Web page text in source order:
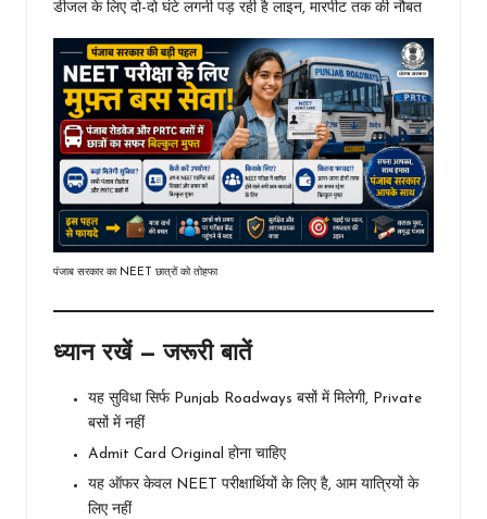
डीजल के लिए दो-दो घंटे लगनी पड़ रही है लाइन, मारपीट तक की नौबत
पंजाब सरकार का NEET छात्रों को तोहफा
ध्यान रखें — जरूरी बातें
यह सुविधा सिर्फ Punjab Roadways बसों में मिलेगी, Private
बसों में नहीं
Admit Card Original होना चाहिए
यह ऑफर केवल NEET परीक्षार्थियों के लिए है, आम यात्रियों के
लिए नहीं